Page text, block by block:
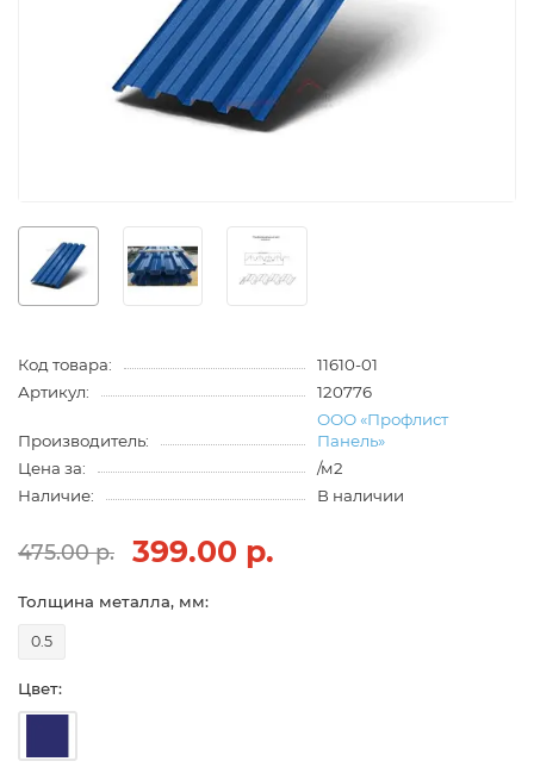
Код товара:
11610-01
Артикул:
120776
Производитель:
ООО «Профлист
Панель»
Цена за:
/м2
Наличие:
В наличии
475.00 р. 399.00 р.
Толщина металла, мм:
0.5
Цвет: